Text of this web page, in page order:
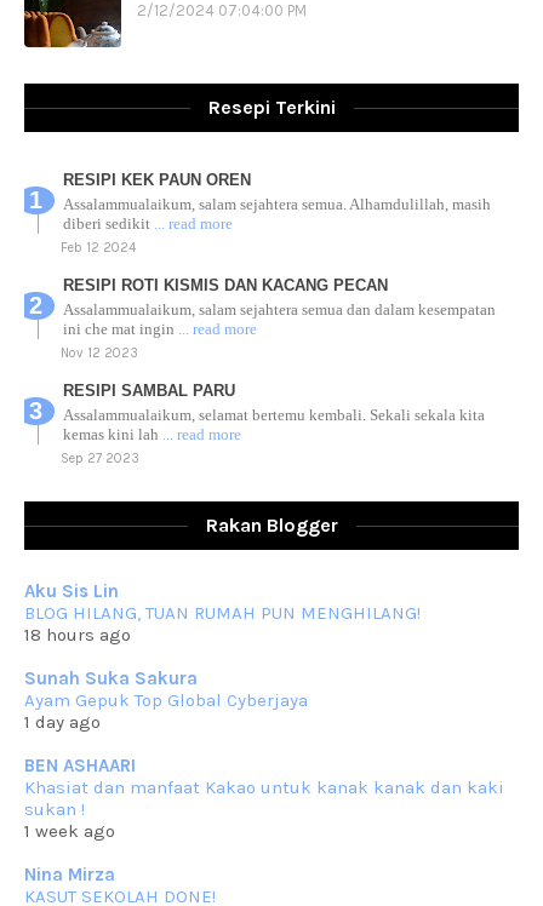
2/12/2024 07:04:00 PM
Resepi Terkini
RESIPI KEK PAUN OREN
Assalammualaikum, salam sejahtera semua. Alhamdulillah, masih
diberi sedikit ... read more
Feb 12 2024
RESIPI ROTI KISMIS DAN KACANG PECAN
Assalammualaikum, salam sejahtera semua dan dalam kesempatan
ini che mat ingin ... read more
Nov 12 2023
RESIPI SAMBAL PARU
Assalammualaikum, selamat bertemu kembali. Sekali sekala kita
kemas kini lah ... read more
Sep 27 2023
Assalammualaikum, salam sejahtera dan salam rindu untuk semua.
RESIPI KUIH KASWI KELEDEK UNGU
Assalammualaikum, salam semua. Masih belum terlambat untuk che
mat ucapkan
Jun 30 2023
RESIPI KURMA AYAM MERAH
Assalammualaikum, salam semua. Hari ni 4 Zulhijjah 1444 Hijrah,
Jun 23 2023
RESIPI SAMBAL PARU
Assalammualaikum, salam sejahtera semua. Lama betul che mat tak
Jun 20 2023
Rakan Blogger
Aku Sis Lin
BLOG HILANG, TUAN RUMAH PUN MENGHILANG!
18 hours ago
Sunah Suka Sakura
Ayam Gepuk Top Global Cyberjaya
1 day ago
BEN ASHAARI
Khasiat dan manfaat Kakao untuk kanak kanak dan kaki
sukan !
1 week ago
Nina Mirza
KASUT SEKOLAH DONE!